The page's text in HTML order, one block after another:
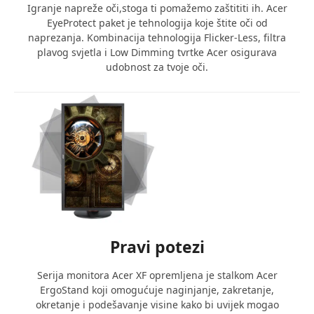
ODUŠEVLJAVA
Osim tehničkih specifikacija, Acer Nitro
QG240YH3BIX impresionira i svojim dizajnom.
Tanki okviri daju mu moderan izgled i
prošireni prikaz. Njegova stabilna baza
osigurava čvrstoću, dok elegantan crni finiš
savršeno upotpunjuje svaki gaming prostor.
PRAKTIČNE OPCIJE POVEZIVANJA
Monitor nudi raznolike mogućnosti
povezivanja putem HDMI i VGA priključaka, što
osigurava kompatibilnost s računalima,
konzolama i drugim uređajima. Bez obzira
fleksibilnost povezivanja čini ovaj monitor
izvrsnim za svakodnevnu upotrebu.
ODLIČAN ODNOS CIJENE I KVALITETE
Acer Nitro QG240YH3BIX kombinira napredne
Igranje napreže oči,stoga ti pomažemo zaštititi ih. Acer
EyeProtect paket je tehnologija koje štite oči od
naprezanja. Kombinacija tehnologija Flicker-Less, filtra
plavog svjetla i Low Dimming tvrtke Acer osigurava
udobnost za tvoje oči.
Pravi potezi
Serija monitora Acer XF opremljena je stalkom Acer
ErgoStand koji omogućuje naginjanje, zakretanje,
okretanje i podešavanje visine kako bi uvijek mogao